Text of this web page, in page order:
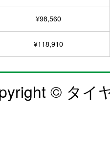
¥98,560
¥118,910
© タイ